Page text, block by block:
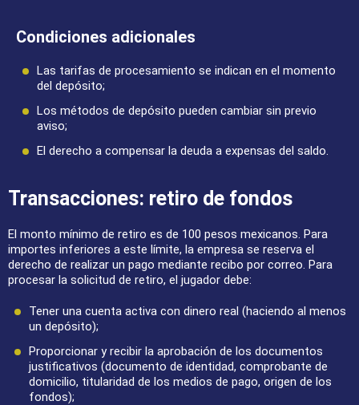
Condiciones adicionales
Las tarifas de procesamiento se indican en el momento
del depósito;
Los métodos de depósito pueden cambiar sin previo
aviso;
El derecho a compensar la deuda a expensas del saldo.
Transacciones: retiro de fondos
El monto mínimo de retiro es de 100 pesos mexicanos. Para
importes inferiores a este límite, la empresa se reserva el
derecho de realizar un pago mediante recibo por correo. Para
procesar la solicitud de retiro, el jugador debe:
Tener una cuenta activa con dinero real (haciendo al menos
un depósito);
Proporcionar y recibir la aprobación de los documentos
justificativos (documento de identidad, comprobante de
domicilio, titularidad de los medios de pago, origen de los
fondos);